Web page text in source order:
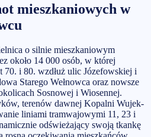
mieszkaniowych w
o silnie mieszkaniowym
około 14 000 osób, w której
70. i 80. wzdłuż ulic Józefowskiej i
Starego Wełnowca oraz nowsze
Sosnowej i Wiosennej.
terenów dawnej Kopalni Wujek-
liniami tramwajowymi 11, 23 i
odświeżający swoją tkankę